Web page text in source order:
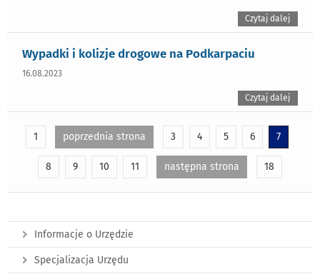
Czytaj dalej
Wypadki i kolizje drogowe na Podkarpaciu
16.08.2023
Czytaj dalej
1 poprzednia strona 3 4 5 6 7
8 9 10 11 następna strona 18
Informacje o Urzędzie
Specjalizacja Urzędu